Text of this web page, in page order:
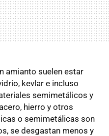
amianto suelen estar
kevlar e incluso
semimetálicos y
hierro y otros
o semimetálicas son
se desgastan menos y